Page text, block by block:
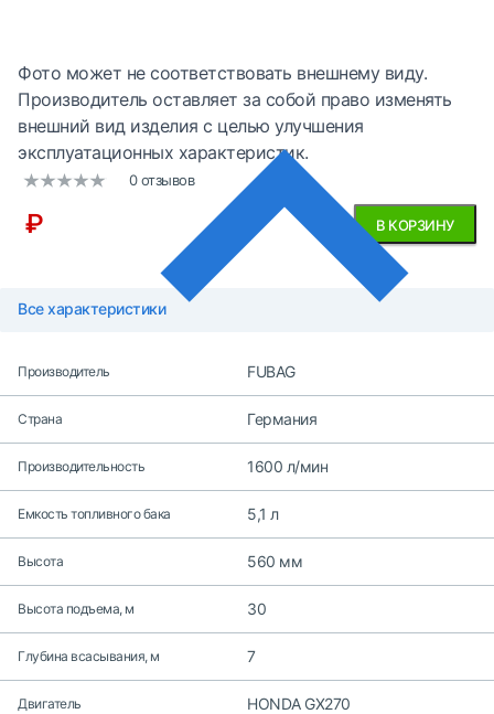
Фото может не соответствовать внешнему виду.
Производитель оставляет за собой право изменять
внешний вид изделия с целью улучшения
эксплуатационных характеристик.
0 отзывов
₽ В КОРЗИНУ
Все характеристики
Производитель FUBAG
Страна Германия
Производительность 1600 л/мин
Емкость топливного бака 5,1 л
Высота 560 мм
Высота подъема, м 30
Глубина всасывания, м 7
Двигатель HONDA GX270